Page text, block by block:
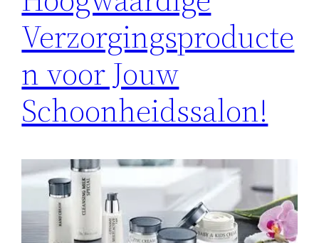
Verzorgingsproducte
n voor Jouw
Schoonheidssalon!